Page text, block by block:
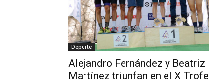
Deporte
Alejandro Fernández y Beatriz
Martínez triunfan en el X